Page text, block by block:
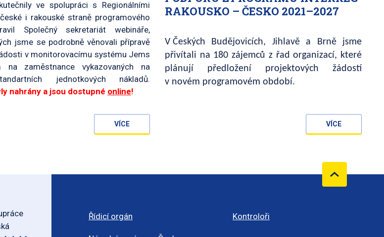
ve spolupráci s Regionálními
i rakouské straně programového
Společný sekretariát webináře,
jsme se podrobně věnovali přípravě
v monitorovacímu systému Jems
na zaměstnance vykazovaných na
jednotkových nákladů.
nahrány a jsou dostupné online!
VÍCE
RAKOUSKO – ČESKO 2021–2027
V Českých Budějovicích, Jihlavě a Brně jsme
přivítali na 180 zájemců z řad organizací, které
plánují předložení projektových žádostí
v novém programovém období.
VÍCE
Řídicí orgán Kontroloři